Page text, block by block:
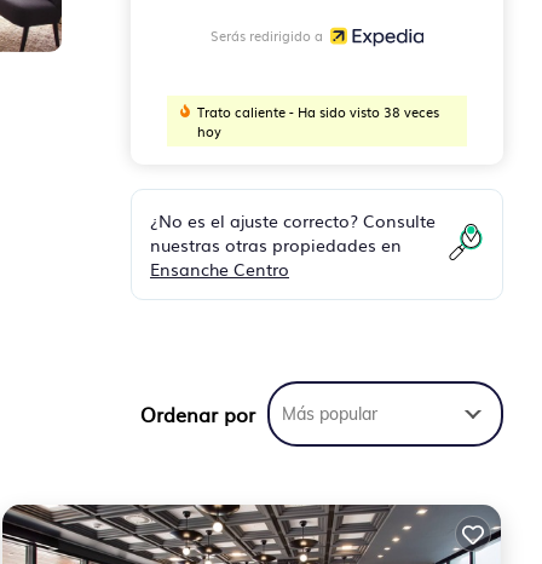
Serás redirigido a
Trato caliente - Ha sido visto 38 veces
hoy
¿No es el ajuste correcto? Consulte
nuestras otras propiedades en
Ensanche Centro
Ordenar por Más popular